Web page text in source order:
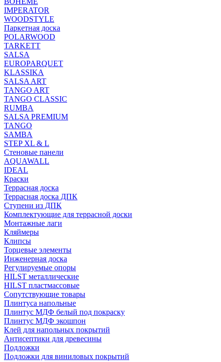
IMPERATOR
WOODSTYLE
Паркетная доска
POLARWOOD
TARKETT
SALSA
EUROPARQUET
KLASSIKA
SALSA ART
TANGO ART
TANGO CLASSIC
RUMBA
SALSA PREMIUM
TANGO
SAMBA
STEP XL & L
Стеновые панели
AQUAWALL
IDEAL
Краски
Террасная доска
Террасная доска ДПК
Ступени из ДПК
Комплектующие для террасной доски
Монтажные лаги
Кляймеры
Клипсы
Торцевые элементы
Инженерная доска
Регулируемые опоры
HILST металлические
HILST пластмассовые
Сопутствующие товары
Плинтуса напольные
Плинтус МДФ белый под покраску
Плинтус МДФ экошпон
Клей для напольных покрытий
Антисептики для древесины
Подложки
Подложки для виниловых покрытий